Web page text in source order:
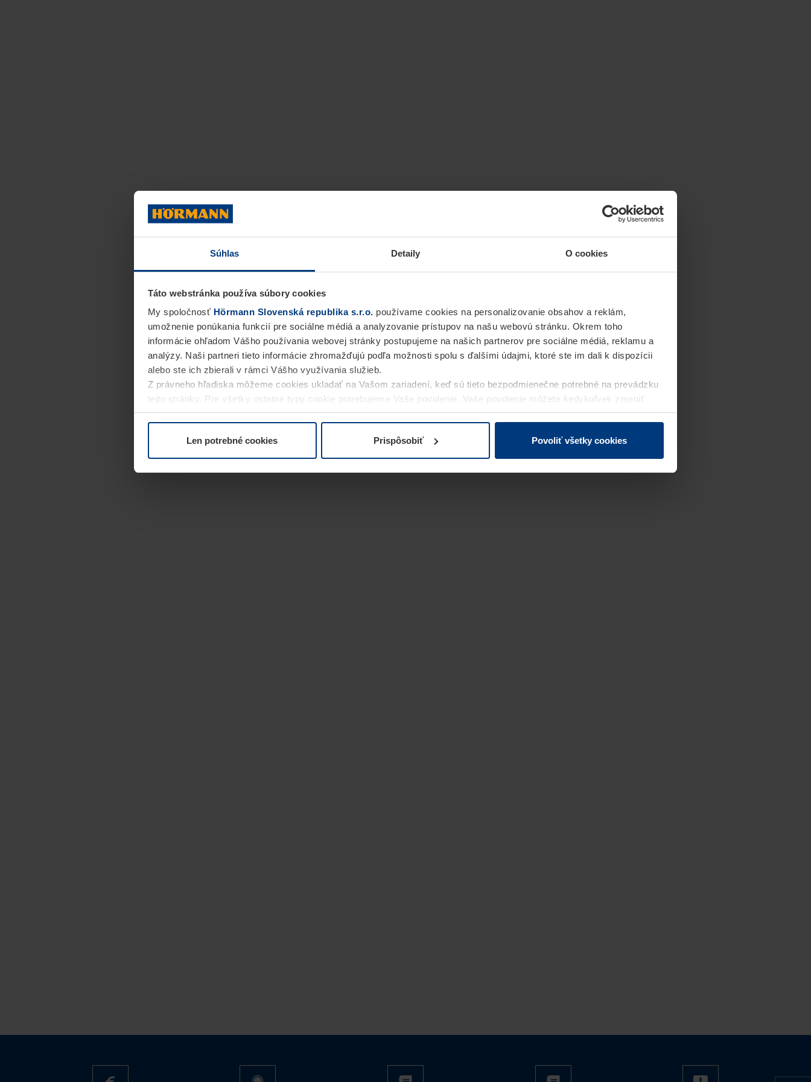
Súhlas Detaily O cookies
Táto webstránka používa súbory cookies
My spoločnosť Hörmann Slovenská republika s.r.o. používame cookies na personalizovanie obsahov a reklám,
umožnenie ponúkania funkcií pre sociálne médiá a analyzovanie prístupov na našu webovú stránku. Okrem toho
informácie ohľadom Vášho používania webovej stránky postupujeme na našich partnerov pre sociálne médiá, reklamu a
analýzy. Naši partneri tieto informácie zhromažďujú podľa možnosti spolu s ďalšími údajmi, ktoré ste im dali k dispozícii
alebo ste ich zbierali v rámci Vášho využívania služieb.
Z právneho hľadiska môžeme cookies ukladať na Vašom zariadení, keď sú tieto bezpodmienečne potrebné na prevádzku
tejto stránky. Pre všetky ostatné typy cookie potrebujeme Vaše povolenie. Vaše povolenie môžete kedykoľvek zmeniť
alebo odvolať vo vysvetlení cookie na stránkeVyhlásenie o ochrane osobných údajovnašej webovej stránky.
Len potrebné cookies Prispôsobiť Povoliť všetky cookies